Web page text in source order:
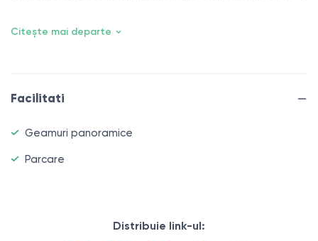
Delia Mall, LC Waikiki, Sinsay, Clinica Avangar și Farmacia
Zona devine unul dintre cele mai importante hub-uri
proiecte în dezvoltare: SPA, sală de sport, bazin olimpic
clinică, oficiu, showroom, magazin, restaurant, cafenea,
Citește mai departe
Facilitati
Geamuri panoramice
Parcare
Distribuie link-ul: